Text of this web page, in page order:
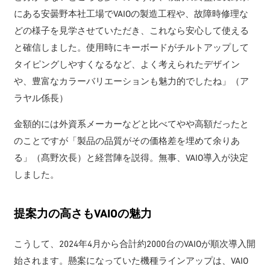
にある安曇野本社工場でVAIOの製造工程や、故障時修理な
どの様子を見学させていただき、これなら安心して使える
と確信しました。使用時にキーボードがチルトアップして
タイピングしやすくなるなど、よく考えられたデザイン
や、豊富なカラーバリエーションも魅力的でしたね」（ア
ラヤル係長）
金額的には外資系メーカーなどと比べてやや高額だったと
のことですが「製品の品質がその価格差を埋めて余りあ
る」（髙野次長）と経営陣を説得。無事、VAIO導入が決定
しました。
提案力の高さもVAIOの魅力
こうして、2024年4月から合計約2000台のVAIOが順次導入開
始されます。懸案になっていた機種ラインアップは、VAIO